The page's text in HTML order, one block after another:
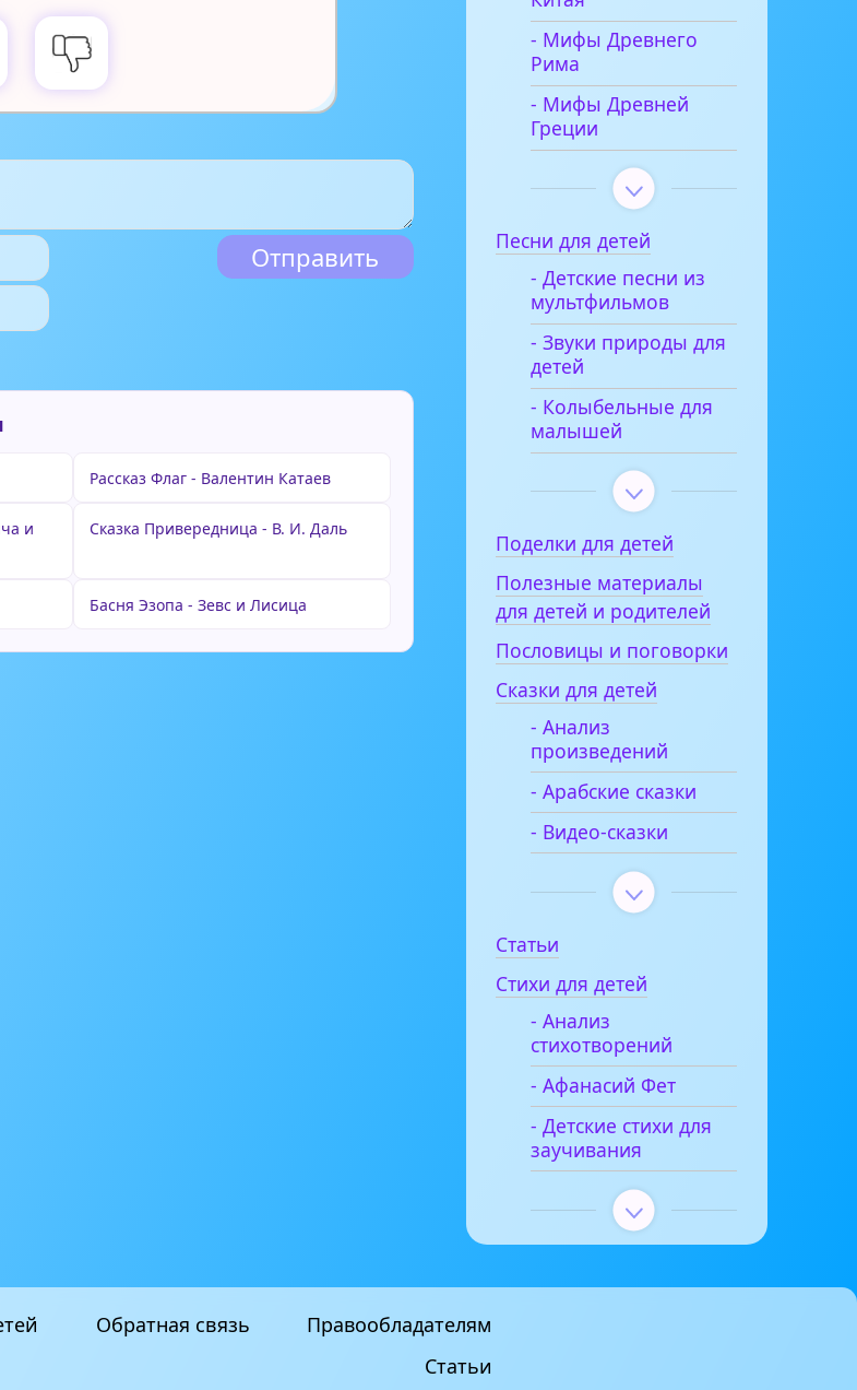
Рассказ Флаг - Валентин Катаев
и
Сказка Привередница - В. И. Даль
Басня Эзопа - Зевс и Лисица
- Мифы Древнего
Рима
- Мифы Древней
Греции
Песни для детей
- Детские песни из
мультфильмов
- Звуки природы для
детей
- Колыбельные для
малышей
Поделки для детей
Полезные материалы
для детей и родителей
Пословицы и поговорки
Сказки для детей
- Анализ
произведений
- Арабские сказки
- Видео-сказки
Статьи
Стихи для детей
- Анализ
стихотворений
- Афанасий Фет
- Детские стихи для
заучивания
Обратная связь
Правообладателям
Статьи